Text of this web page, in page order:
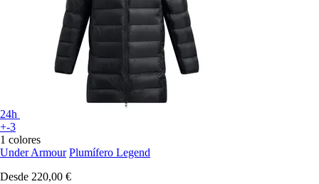
24h
+-3
1 colores
Under Armour Plumífero Legend
Desde 220,00 €